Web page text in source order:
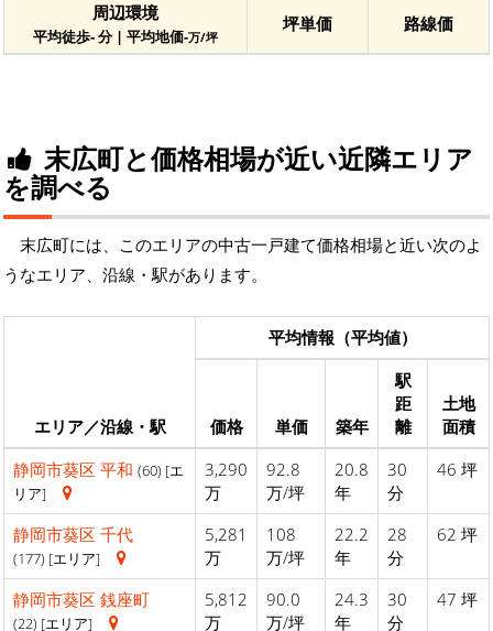
周辺環境
平均徒歩- 分 | 平均地価-万/坪
坪単価 路線価
末広町と価格相場が近い近隣エリア
を調べる
末広町には、このエリアの中古一戸建て価格相場と近い次のよ
うなエリア、沿線・駅があります。
エリア／沿線・駅
平均情報（平均値）
価格 単価 築年
駅
距
離
土地
面積
静岡市葵区 平和 (60) [エ
リア]
3,290
万
92.8
万/坪
20.8
年
30
分
46 坪
静岡市葵区 千代
(177) [エリア]
5,281
万
108
万/坪
22.2
年
28
分
62 坪
静岡市葵区 銭座町
(22) [エリア]
5,812
万
90.0
万/坪
24.3
年
30
分
47 坪